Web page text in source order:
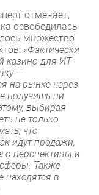
отмечает,
освободилась
множество
«Фактически
казино для ИТ-
—
на рынке через
получишь ни
выбирая
не только
что
идут продажи,
перспективы и
Также
находятся в